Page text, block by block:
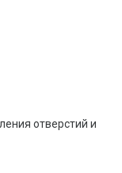
отверстий и